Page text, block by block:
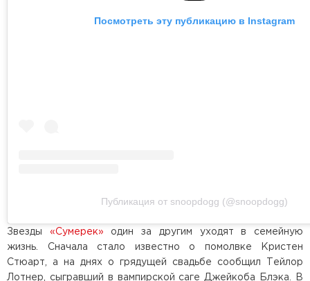
Посмотреть эту публикацию в Instagram
Публикация от snoopdogg (@snoopdogg)
Звезды «Сумерек» один за другим уходят в семейную
жизнь. Сначала стало известно о помолвке Кристен
Стюарт, а на днях о грядущей свадьбе сообщил Тейлор
Лотнер, сыгравший в вампирской саге Джейкоба Блэка. В